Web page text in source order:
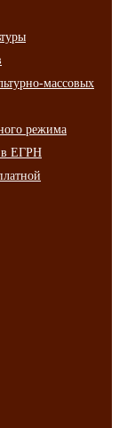
массовых
режима
в ЕГРН